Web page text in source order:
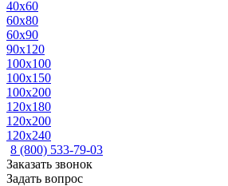
40x60
60x80
60x90
90x120
100x100
100x150
100x200
120x180
120x200
120x240
8 (800) 533-79-03
Заказать звонок
Задать вопрос